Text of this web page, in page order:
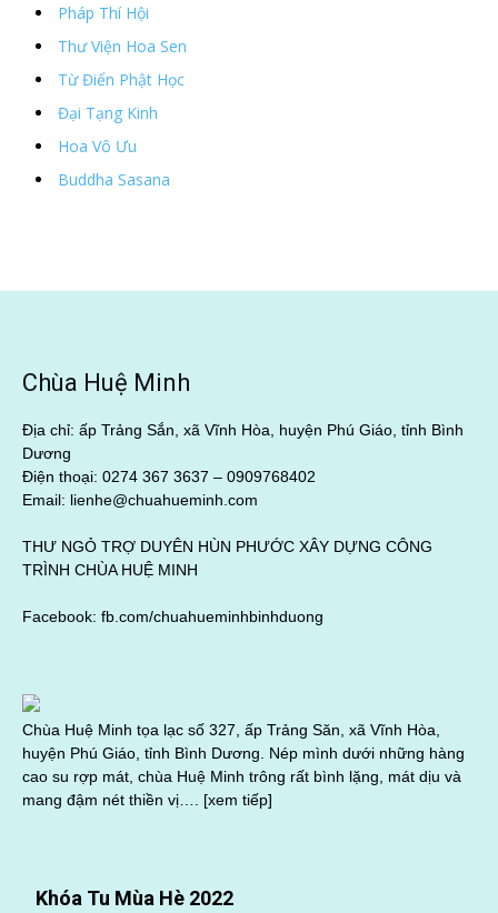
Pháp Thí Hội
Thư Viện Hoa Sen
Từ Điển Phật Học
Đại Tạng Kinh
Hoa Vô Ưu
Buddha Sasana
Chùa Huệ Minh
Địa chỉ: ấp Trảng Sắn, xã Vĩnh Hòa, huyện Phú Giáo, tỉnh Bình
Dương
Điện thoại: 0274 367 3637 – 0909768402
Email: lienhe@chuahueminh.com
THƯ NGỎ TRỢ DUYÊN HÙN PHƯỚC XÂY DỰNG CÔNG
TRÌNH CHÙA HUỆ MINH
Facebook: fb.com/chuahueminhbinhduong
Chùa Huệ Minh tọa lạc số 327, ấp Trảng Săn, xã Vĩnh Hòa,
huyện Phú Giáo, tỉnh Bình Dương. Nép mình dưới những hàng
cao su rợp mát, chùa Huệ Minh trông rất bình lặng, mát dịu và
mang đậm nét thiền vị…. [xem tiếp]
Khóa Tu Mùa Hè 2022